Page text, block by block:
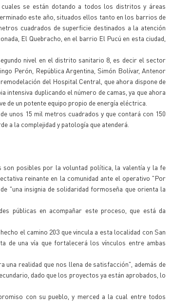
se están dotando a todos los distritos y áreas
este año, situados ellos tanto en los barrios de
cuadrados de superficie destinados a la atención
El Quebracho, en el barrio El Pucú en esta ciudad,
nivel en el distrito sanitario 8, es decir el sector
Perón, República Argentina, Simón Bolívar, Antenor
del Hospital Central, que ahora dispone de
intensiva duplicando el número de camas, ya que ahora
de un potente equipo propio de energía eléctrica.
unos 15 mil metros cuadrados y que contará con 150
a la complejidad y patología que atenderá.
posibles por la voluntad política, la valentía y la fe
reinante en la comunidad ante el operativo "Por
"una insignia de solidaridad formoseña que orienta la
públicas en acompañar este proceso, que está da
el camino 203 que vincula a esta localidad con San
de una vía que fortalecerá los vínculos entre ambas
una realidad que nos llena de satisfacción", además de
dado que los proyectos ya están aprobados, lo
con su pueblo, y merced a la cual entre todos